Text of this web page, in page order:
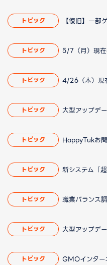
トピック 【復旧】一部
トピック
トピック
トピック 大型アップデ
トピック
トピック 新システム「
トピック 職業バランス
トピック 大型アップデ
トピック